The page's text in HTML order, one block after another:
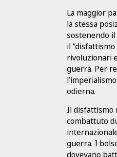
La maggior
la stessa
sostenendo
il
rivoluzionari
guerra. Per
odierna.
Il disfattismo
combattuto
guerra. I
dovevano